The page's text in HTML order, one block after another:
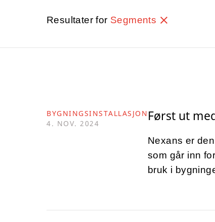
Resultater for Segments
BYGNINGSINSTALLASJON
4. NOV. 2024
Først ut
Nexans er
som går inn
bruk i